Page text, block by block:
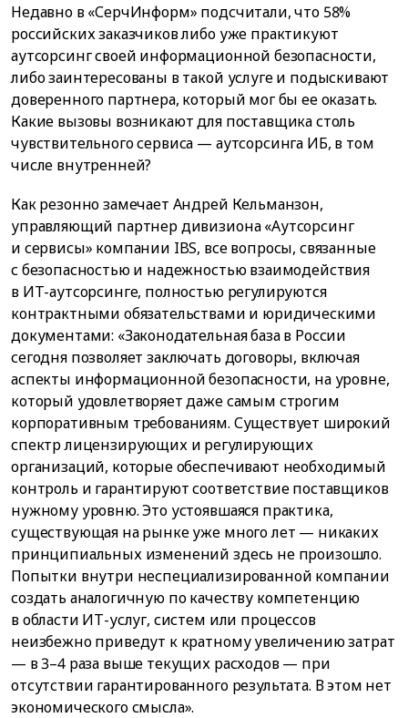
Недавно в «СерчИнформ» подсчитали, что 58%
российских заказчиков либо уже практикуют
аутсорсинг своей информационной безопасности,
либо заинтересованы в такой услуге и подыскивают
доверенного партнера, который мог бы ее оказать.
Какие вызовы возникают для поставщика столь
чувствительного сервиса — аутсорсинга ИБ, в том
числе внутренней?
Как резонно замечает Андрей Кельманзон,
управляющий партнер дивизиона «Аутсорсинг
и сервисы» компании IBS, все вопросы, связанные
с безопасностью и надежностью взаимодействия
в ИТ-аутсорсинге, полностью регулируются
контрактными обязательствами и юридическими
документами: «Законодательная база в России
сегодня позволяет заключать договоры, включая
аспекты информационной безопасности, на уровне,
который удовлетворяет даже самым строгим
корпоративным требованиям. Существует широкий
спектр лицензирующих и регулирующих
организаций, которые обеспечивают необходимый
контроль и гарантируют соответствие поставщиков
нужному уровню. Это устоявшаяся практика,
существующая на рынке уже много лет — никаких
принципиальных изменений здесь не произошло.
Попытки внутри неспециализированной компании
создать аналогичную по качеству компетенцию
в области ИТ-услуг, систем или процессов
неизбежно приведут к кратному увеличению затрат
— в 3–4 раза выше текущих расходов — при
отсутствии гарантированного результата. В этом нет
экономического смысла».